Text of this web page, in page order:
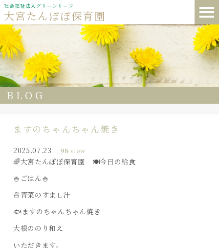
社会福祉法人グリーンリーフ
大宮たんぽぽ保育園
BLOG
ますのちゃんちゃん焼き
2025.07.23 98 view
🌈大宮たんぽぽ保育園 🍽️今日の給食
🍚ごはん🍚
🍜青菜のすまし汁
🐟ますのちゃんちゃん焼き
大根ののり和え
いただきます。